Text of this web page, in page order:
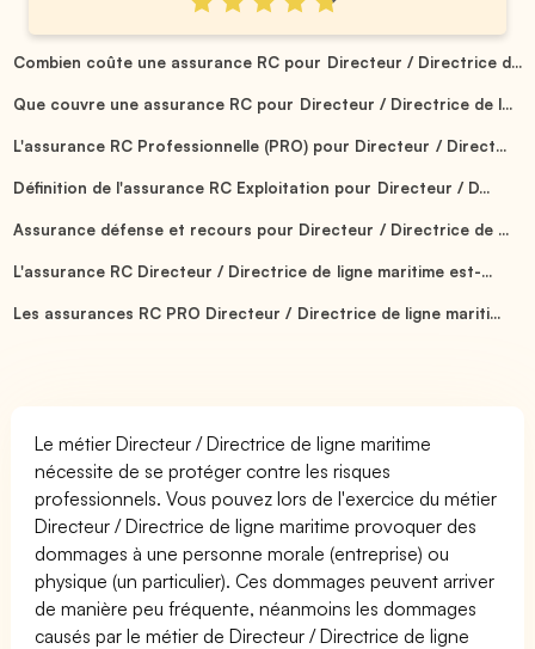
Combien coûte une assurance RC pour Directeur / Directrice d...
Que couvre une assurance RC pour Directeur / Directrice de l...
L'assurance RC Professionnelle (PRO) pour Directeur / Direct...
Définition de l'assurance RC Exploitation pour Directeur / D...
Assurance défense et recours pour Directeur / Directrice de ...
L'assurance RC Directeur / Directrice de ligne maritime est-...
Les assurances RC PRO Directeur / Directrice de ligne mariti...
Le métier Directeur / Directrice de ligne maritime
nécessite de se protéger contre les risques
professionnels. Vous pouvez lors de l'exercice du métier
Directeur / Directrice de ligne maritime provoquer des
dommages à une personne morale (entreprise) ou
physique (un particulier). Ces dommages peuvent arriver
de manière peu fréquente, néanmoins les dommages
causés par le métier de Directeur / Directrice de ligne